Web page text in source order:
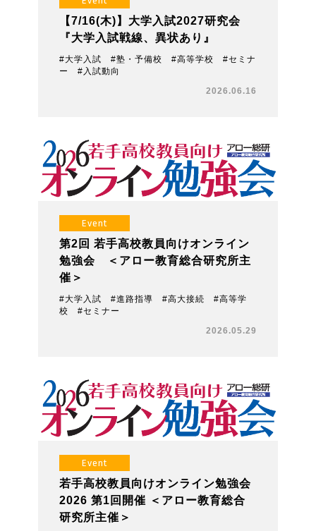
【7/16(木)】大学入試2027研究会
『大学入試戦線、異状あり』
#大学入試 #塾・予備校 #高等学校 #セミナ
ー #入試動向
2026.06.16
Event
第2回 若手高校教員向けオンライン
勉強会 ＜アロー教育総合研究所主
催＞
#大学入試 #進路指導 #高大接続 #高等学
校 #セミナー
2026.05.29
Event
若手高校教員向けオンライン勉強会
2026 第1回開催 ＜アロー教育総合
研究所主催＞